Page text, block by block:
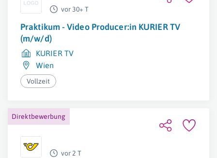
vor 30+ T
Praktikum - Video Producer:in KURIER TV
(m/w/d)
KURIER TV
Wien
Vollzeit
Direktbewerbung
vor 2 T